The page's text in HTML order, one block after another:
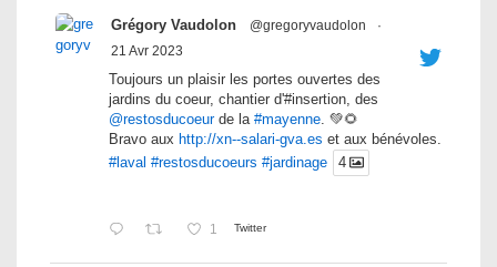
Grégory Vaudolon @gregoryvaudolon
·
21 Avr 2023
Toujours un plaisir les portes ouvertes des
jardins du coeur, chantier d'#insertion, des
@restosducoeurde la #mayenne. 💚🌻
Bravo aux http://xn--salari-gva.es et aux bénévoles.
#laval #restosducoeurs #jardinage 4
1 Twitter